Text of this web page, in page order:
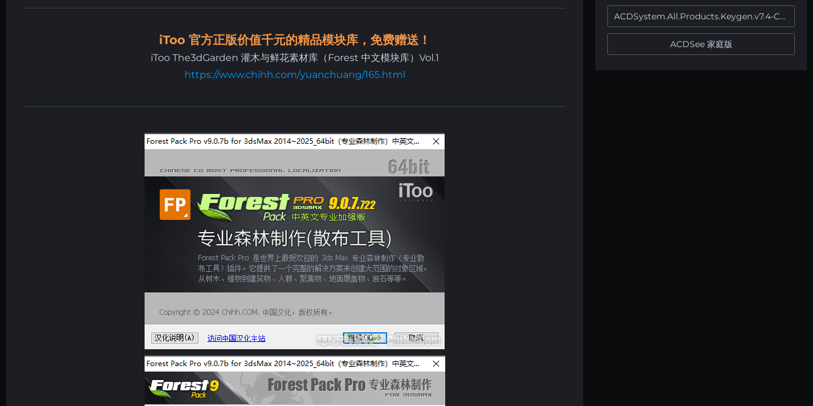
iToo 官方正版价值千元的精品模块库，免费赠送！
iToo The3dGarden 灌木与鲜花素材库（Forest 中文模块库）Vol.1
https://www.chihh.com/yuanchuang/165.html
ACDSystem.All.Products.Keygen.v7.4-CORE
ACDSee 家庭版